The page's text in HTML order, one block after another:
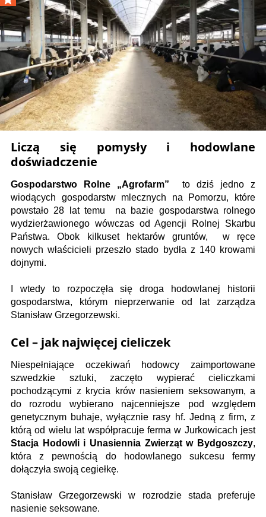
Liczą się pomysły i hodowlane
doświadczenie
Gospodarstwo Rolne „Agrofarm”
to dziś jedno z
wiodących gospodarstw mlecznych na Pomorzu, które
powstało 28 lat temu na bazie gospodarstwa rolnego
wydzierżawionego wówczas od Agencji Rolnej Skarbu
Państwa. Obok kilkuset hektarów gruntów, w ręce
nowych właścicieli przeszło stado bydła z 140 krowami
dojnymi.
I wtedy to rozpoczęła się droga hodowlanej historii
gospodarstwa, którym nieprzerwanie od lat zarządza
Stanisław Grzegorzewski.
Cel – jak najwięcej cieliczek
Niespełniające oczekiwań hodowcy zaimportowane
szwedzkie sztuki, zaczęto wypierać cieliczkami
pochodzącymi z krycia krów nasieniem seksowanym, a
do rozrodu wybierano najcenniejsze pod względem
genetycznym buhaje, wyłącznie rasy hf. Jedną z firm, z
którą od wielu lat współpracuje ferma w Jurkowicach jest
Stacja Hodowli i Unasiennia Zwierząt w Bydgoszczy,
która z pewnością do hodowlanego sukcesu fermy
dołączyła swoją cegiełkę.
Stanisław Grzegorzewski w rozrodzie stada preferuje
nasienie seksowane.